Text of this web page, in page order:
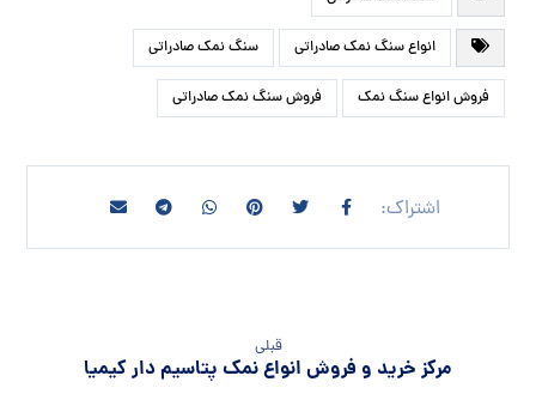
انواع سنگ نمک صادراتی سنگ نمک صادراتی
فروش انواع سنگ نمک فروش سنگ نمک صادراتی
قبلی
مرکز خرید و فروش انواع نمک پتاسیم دار کیمیا